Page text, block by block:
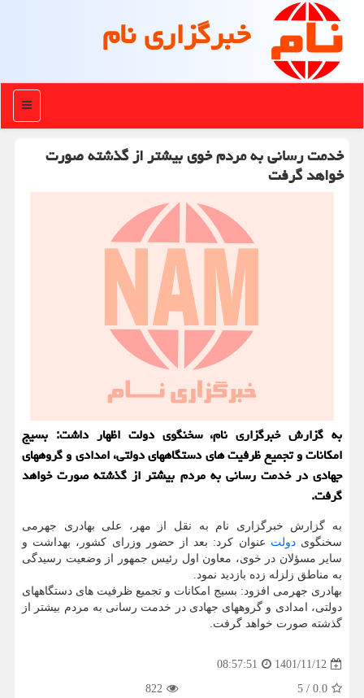
خبرگزاری نام
منو
خدمت رسانی به مردم خوی بیشتر از گذشته صورت
خواهد گرفت
به گزارش خبرگزاری نام، سخنگوی دولت اظهار داشت: بسیج
امکانات و تجمیع ظرفیت های دستگاههای دولتی، امدادی و گروههای
جهادی در خدمت رسانی به مردم بیشتر از گذشته صورت خواهد
گرفت.
به گزارش خبرگزاری نام به نقل از مهر، علی بهادری جهرمی
سخنگویدولت عنوان کرد: بعد از حضور وزرای کشور، بهداشت و
سایر مسؤلان در ‎خوی، معاون اول رئیس جمهور از وضعیت رسیدگی
به مناطق زلزله زده بازدید نمود.
بهادری جهرمی افزود: بسیج امکانات و تجمیع ظرفیت های دستگاههای
دولتی، امدادی و گروههای جهادی در خدمت رسانی به مردم بیشتر از
گذشته صورت خواهد گرفت.
1401/11/12
08:57:51
0.0
/
5
822